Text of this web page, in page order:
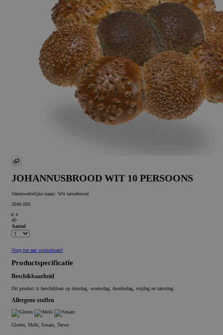
JOHANNUSBROOD WIT 10 PERSOONS
Warenwettelijke naam: Wit tarwebrood
3040.000
€ 4
40
Aantal
Voeg toe aan winkelmand
Productspecificatie
Beschikbaarheid
Dit product is beschikbaar op dinsdag, woensdag, donderdag, vrijdag en zaterdag.
Allergene stoffen
Gluten, Melk, Sesam, Tarwe